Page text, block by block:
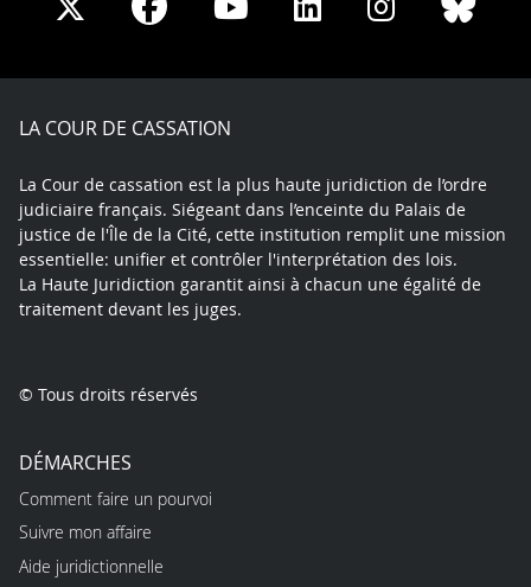
Share
X
Share
Facebook
Share
Youtube
Share
LinkedIn
Share
Instagram
LA COUR DE CASSATION
La Cour de cassation est la plus haute juridiction de l’ordre
judiciaire français. Siégeant dans l’enceinte du Palais de
justice de l'Île de la Cité, cette institution remplit une mission
essentielle: unifier et contrôler l'interprétation des lois.
La Haute Juridiction garantit ainsi à chacun une égalité de
traitement devant les juges.
© Tous droits réservés
DÉMARCHES
Comment faire un pourvoi
Suivre mon affaire
Aide juridictionnelle